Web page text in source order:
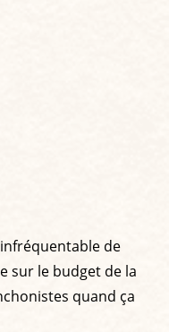
de
sur le budget de la
quand ça